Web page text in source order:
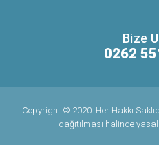
Bize
0262
Copyright © 2020. Her Hakkı
dağıtılması halinde